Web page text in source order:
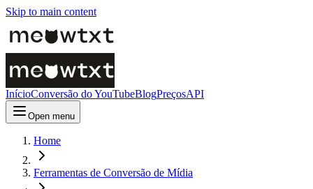
Skip to main content
InícioConversão do YouTubeBlogPreçosAPI
Open menu
Home
Ferramentas de Conversão de Mídia